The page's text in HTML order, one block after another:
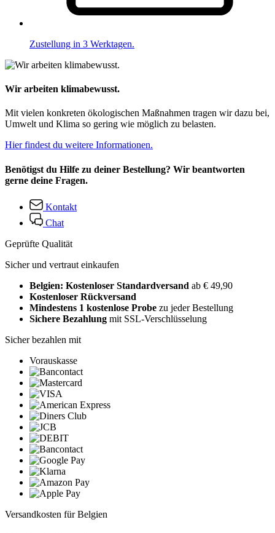
Zustellung in 3 Werktagen.
Wir arbeiten klimabewusst.
Mit vielen konkreten ökologischen Maßnahmen tragen wir dazu bei,
Umwelt und Klima so gering wie möglich zu belasten.
Hier findest du weitere Informationen.
Benötigst du Hilfe zu deiner Bestellung? Wir beantworten
gerne deine Fragen.
Kontakt
Chat
Geprüfte Qualität
Sicher und vertraut einkaufen
Belgien: Kostenloser Standardversand ab € 49,90
Kostenloser Rückversand
Mindestens 1 kostenlose Probe zu jeder Bestellung
Sichere Bezahlung mit SSL-Verschlüsselung
Sicher bezahlen mit
Vorauskasse
Versandkosten für Belgien